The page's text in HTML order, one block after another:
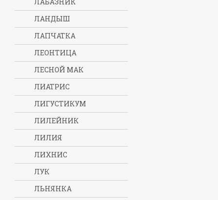
ЛАНДЫШ
ЛАПЧАТКА
ЛЕОНТИЦА
ЛЕСНОЙ МАК
ЛИАТРИС
ЛИГУСТИКУМ
ЛИЛЕЙНИК
ЛИЛИЯ
ЛИХНИС
ЛУК
ЛЬНЯНКА